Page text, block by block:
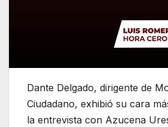
Dante Delgado, dirigente de
Ciudadano, exhibió su cara
la entrevista con Azucena